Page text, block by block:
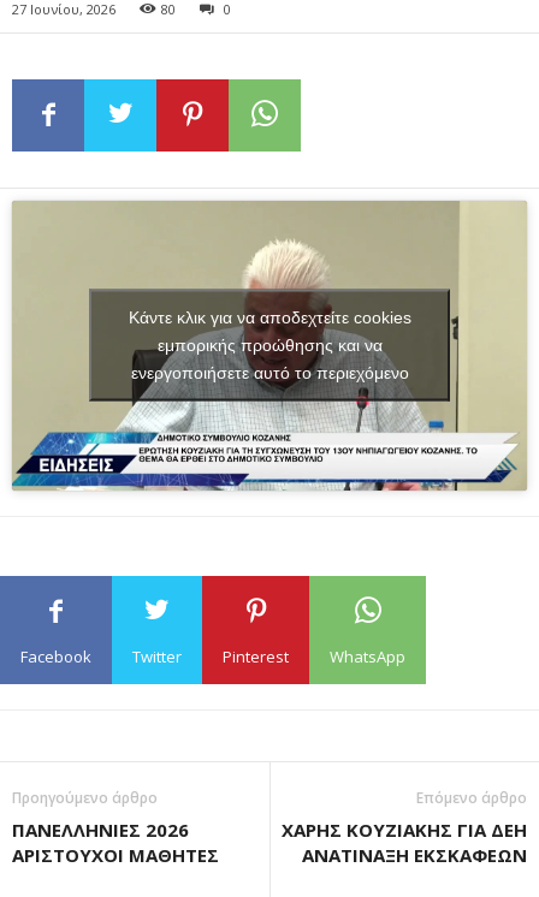
27 Ιουνίου, 2026 80 0
Κάντε κλικ για να αποδεχτείτε cookies
εμπορικής προώθησης και να
ενεργοποιήσετε αυτό το περιεχόμενο
Facebook Twitter Pinterest WhatsApp
Προηγούμενο άρθρο
ΠΑΝΕΛΛΗΝΙΕΣ 2026
ΑΡΙΣΤΟΥΧΟΙ ΜΑΘΗΤΕΣ
Επόμενο άρθρο
ΧΑΡΗΣ ΚΟΥΖΙΑΚΗΣ ΓΙΑ ΔΕΗ
ΑΝΑΤΙΝΑΞΗ ΕΚΣΚΑΦΕΩΝ